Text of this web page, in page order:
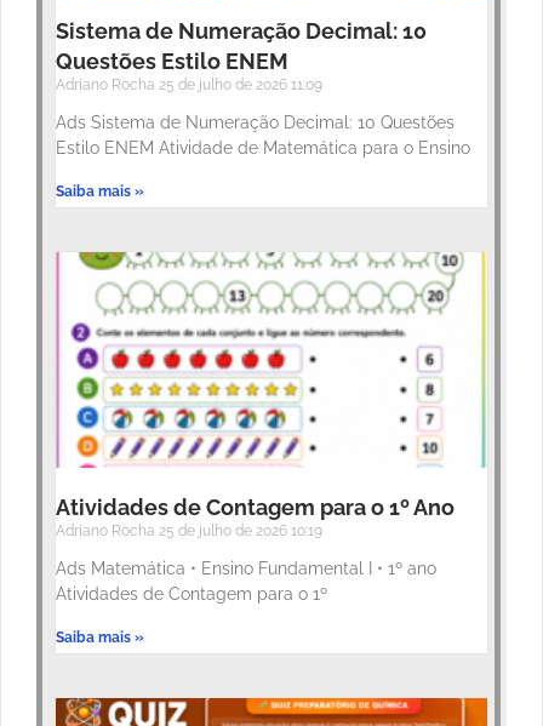
Sistema de Numeração Decimal: 10
Questões Estilo ENEM
Adriano Rocha 25 de julho de 2026 11:09
Ads Sistema de Numeração Decimal: 10 Questões
Estilo ENEM Atividade de Matemática para o Ensino
Saiba mais »
Atividades de Contagem para o 1º Ano
Adriano Rocha 25 de julho de 2026 10:19
Ads Matemática • Ensino Fundamental I • 1º ano
Atividades de Contagem para o 1º
Saiba mais »